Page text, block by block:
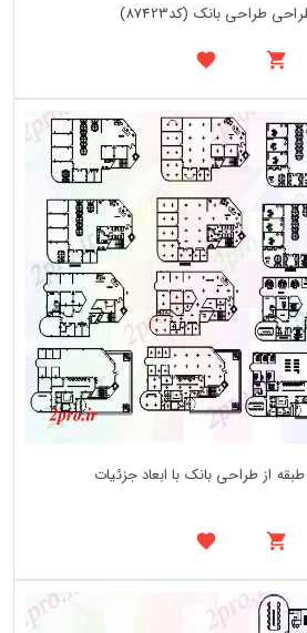
طراحی بانک (کد87423)
از طراحی بانک با ابعاد جزئیات